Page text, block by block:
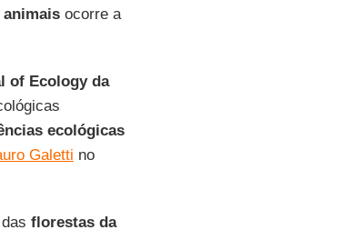
animaisocorre a
of Ecology da
ecológicas
Galetti no
florestas da